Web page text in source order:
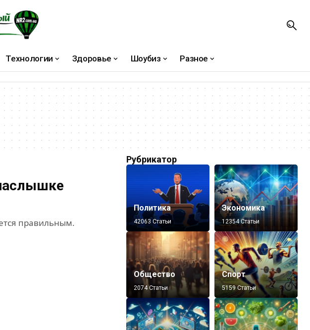
Технологии Здоровье Шоубиз Разное
правильным.
Рубрикатор
Политика
42063 Статьи
Экономика
12354 Статьи
Общество
2074 Статьи
Спорт
5159 Статьи